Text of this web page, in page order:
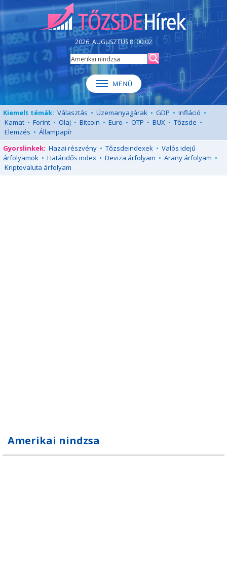
2026. AUGUSZTUS 8. 00:02
Kiemelt témák: Választás • Üzemanyagárak • GDP • Infláció •
Kamat • Forint • Olaj • Bitcoin • Euro • OTP • BUX • Tőzsde •
Elemzés • Állampapír
Gyorslinkek: Hazai részvény • Tőzsdeindexek • Valós idejű
árfolyamok • Határidős index • Deviza árfolyam • Arany árfolyam •
Kriptovaluta árfolyam
Amerikai nindzsa